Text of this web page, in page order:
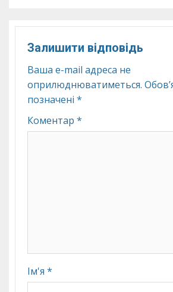
Залишити відповідь
Ваша e-mail адреса не
оприлюднюватиметься.
позначені *
Коментар *
Ім'я *